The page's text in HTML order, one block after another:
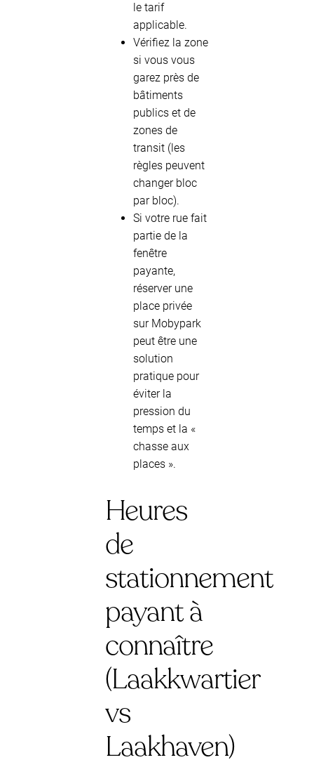
le tarif
applicable.
Vérifiez la zone
si vous vous
garez près de
bâtiments
publics et de
zones de
transit (les
règles peuvent
changer bloc
par bloc).
Si votre rue fait
partie de la
fenêtre
payante,
réserver une
place privée
sur Mobypark
peut être une
solution
pratique pour
éviter la
pression du
temps et la «
chasse aux
places ».
Heures
de
stationnement
payant à
connaître
(Laakkwartier
vs
Laakhaven)